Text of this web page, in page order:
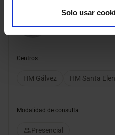
Solo usar
Abehsera Davo,
Ginecología
Centros
HM Gálvez HM Santa
Modalidad de consulta
Presencial